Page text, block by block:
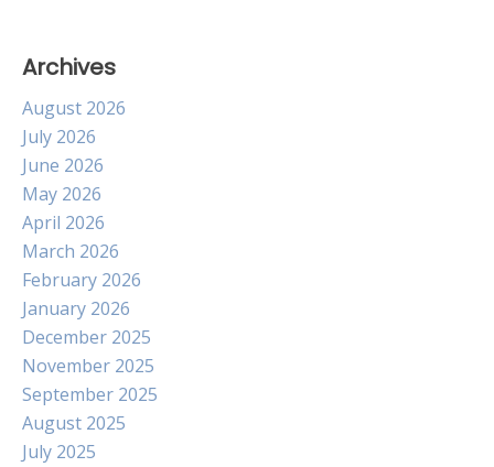
Archives
August 2026
July 2026
June 2026
May 2026
April 2026
March 2026
February 2026
January 2026
December 2025
November 2025
September 2025
August 2025
July 2025